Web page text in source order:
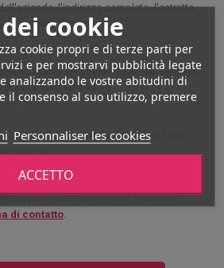
cookie
cookie propri e di terze parti per
e per mostrarvi pubblicità legate
analizzando le vostre abitudini di
il consenso al suo utilizzo, premere
Personnaliser les cookies
ACCETTO
l'indirizzo completo, l'estratto
cognome e il nome.
Miss-Monoï vi contatterà per confermare
ora convalidato e attivo.
con i vostri dati di login per
maggiori informazioni, scriveteci
di contatto